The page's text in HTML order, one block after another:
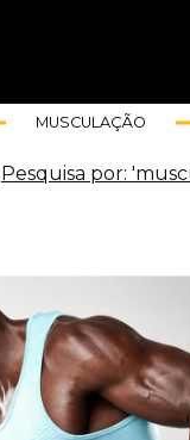
MUSCULAÇÃO
Pesquisa por: